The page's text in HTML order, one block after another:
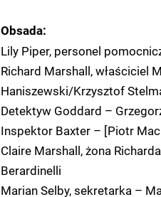
Obsada:
Lily Piper, personel
Richard Marshall, właściciel
Haniszewski/Krzysztof
Detektyw Goddard –
Inspektor Baxter – [Piotr
Claire Marshall, żona
Berardinelli
Marian Selby, sekretarka –